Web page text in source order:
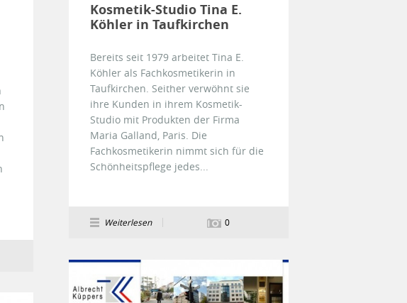
Kosmetik-Studio Tina E.
Köhler in Taufkirchen
Bereits seit 1979 arbeitet Tina E.
Köhler als Fachkosmetikerin in
Taufkirchen. Seither verwöhnt sie
ihre Kunden in ihrem Kosmetik-
Studio mit Produkten der Firma
Maria Galland, Paris. Die
Fachkosmetikerin nimmt sich für die
Schönheitspflege jedes...
Weiterlesen 0